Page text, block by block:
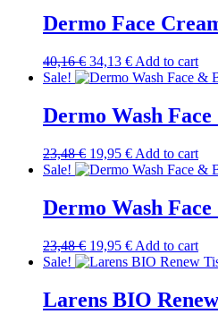
11,00 €.9,35 €.
Dermo Face
40,16€ Original
price
40,16 €.
34,13 €Current
price
34,13 €.
Add to cart
Sale!
Dermo Wash
23,48€ Original
price
23,48 €.
19,95 €Current
price
19,95 €.
Add to cart
Sale!
Dermo Wash
23,48€ Original
price
23,48 €.
19,95 €Current
price
19,95 €.
Add to cart
Sale!
Larens BIO